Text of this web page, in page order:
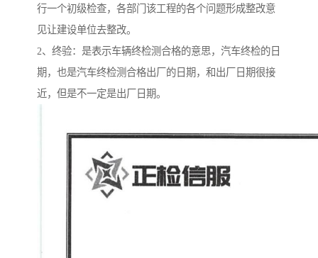
行一个初级检查，各部门该工程的各个问题形成整改意
见让建设单位去整改。
2、终验：是表示车辆终检测合格的意思，汽车终检的日
期，也是汽车终检测合格出厂的日期，和出厂日期很接
近，但是不一定是出厂日期。